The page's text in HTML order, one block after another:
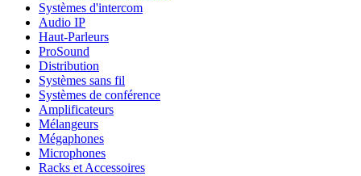
Systèmes d'intercom
Audio IP
Haut-Parleurs
ProSound
Distribution
Systèmes sans fil
Systèmes de conférence
Amplificateurs
Mélangeurs
Mégaphones
Microphones
Racks et Accessoires